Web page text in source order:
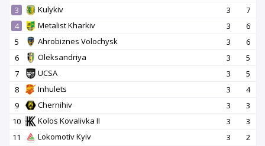
3
Kulykiv 3
7
4
Metalist Kharkiv 3
6
5
Ahrobiznes Volochysk 3
6
6
Oleksandriya 3
5
7
UCSA 3
5
8
Inhulets 3
4
9
Chernihiv 3
3
10
Kolos Kovalivka II 3
3
11
Lokomotiv Kyiv 3
2